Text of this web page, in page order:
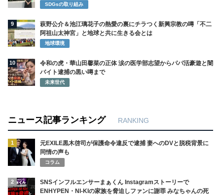
SDGsの取り組み
9
萩野公介＆池江璃花子の熱愛の裏にチラつく新興宗教の噂「不二
阿祖山太神宮」と地球と共に生きる会とは
地球環境
10
令和の虎・華山田馨菜の正体 涙の医学部志望からパパ活豪遊と闇
バイト逮捕の黒い噂まで
未来世代
ニュース記事ランキング RANKING
1
元EXILE黒木啓司が保護命令違反で逮捕 妻へのDVと脱税背景に
同情の声も
コラム
2
SNSインフルエンサーまぁくん Instagramストーリーで
ENHYPEN・NI-KIの家族を脅迫しファンに謝罪 みなちゃんの死